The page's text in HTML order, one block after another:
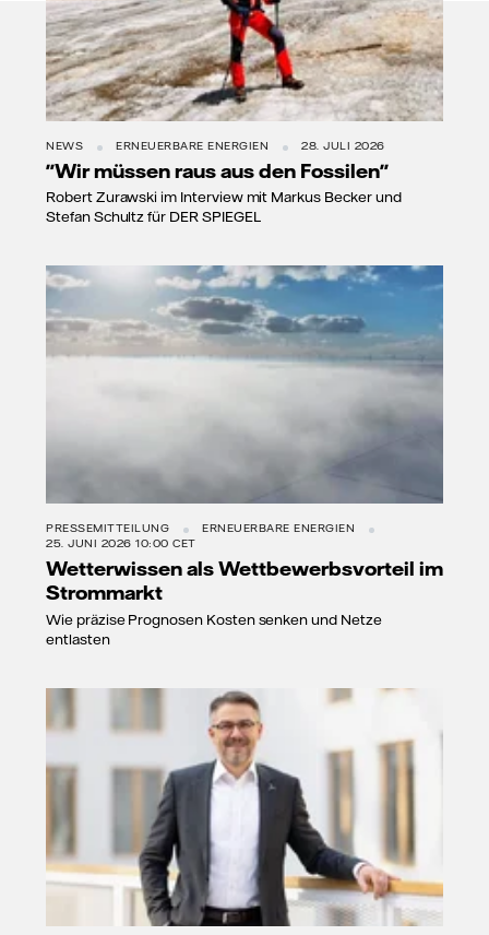
NEWS ERNEUERBARE ENERGIEN 28. JULI 2026
"Wir müssen raus aus den Fossilen"
Robert Zurawski im Interview mit Markus Becker und
Stefan Schultz für DER SPIEGEL
PRESSEMITTEILUNG
ERNEUERBARE ENERGIEN
25. JUNI 2026 10:00 CET
Wetterwissen als Wettbewerbsvorteil im
Strommarkt
Wie präzise Prognosen Kosten senken und Netze
entlasten